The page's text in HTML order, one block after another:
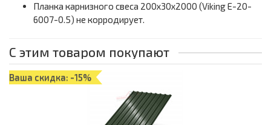
Планка карнизного свеса 200х30х2000 (Viking E-20-
6007-0.5) не корродирует.
С этим товаром покупают
Ваша скидка: -15%